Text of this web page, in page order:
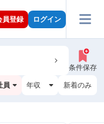
員登録 ログイン
条件保存
員 年収 新着のみ